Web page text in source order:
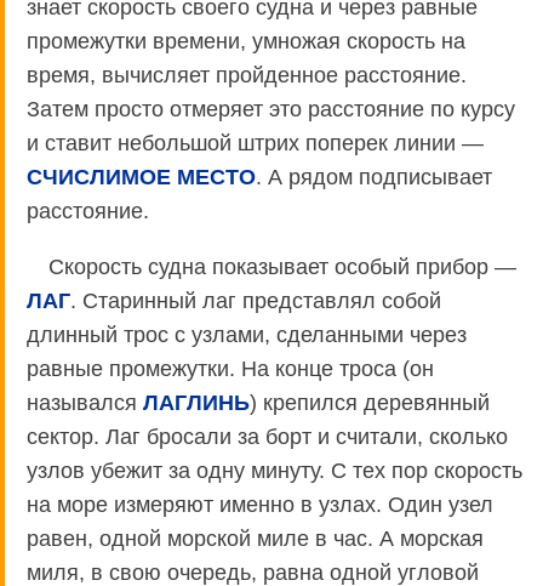
знает скорость своего судна и через равные
промежутки времени, умножая скорость на
время, вычисляет пройденное расстояние.
Затем просто отмеряет это расстояние по курсу
и ставит небольшой штрих поперек линии —
СЧИСЛИМОЕ МЕСТО. А рядом подписывает
расстояние.
Скорость судна показывает особый прибор —
ЛАГ. Старинный лаг представлял собой
длинный трос с узлами, сделанными через
равные промежутки. На конце троса (он
назывался ЛАГЛИНЬ) крепился деревянный
сектор. Лаг бросали за борт и считали, сколько
узлов убежит за одну минуту. С тех пор скорость
на море измеряют именно в узлах. Один узел
равен, одной морской миле в час. А морская
миля, в свою очередь, равна одной угловой